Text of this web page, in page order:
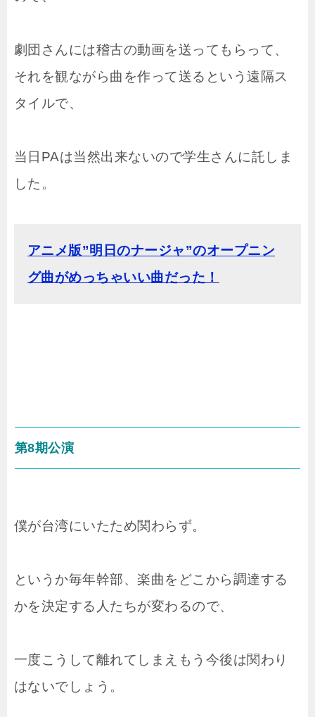
劇団さんには稽古の動画を送ってもらって、
それを観ながら曲を作って送るという遠隔ス
タイルで、
当日PAは当然出来ないので学生さんに託しま
した。
アニメ版”明日のナージャ”のオープニン
グ曲がめっちゃいい曲だった！
第8期公演
僕が台湾にいたため関わらず。
というか毎年幹部、楽曲をどこから調達する
かを決定する人たちが変わるので、
一度こうして離れてしまえもう今後は関わり
はないでしょう。